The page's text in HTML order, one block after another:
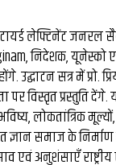
लेफ्टिनेंट
निदेशक, यूनेस्को
उद्घाटन सत्र में
पर विस्तृत प्रस्तुति
लोकतांत्रिक मूल्यों,
समाज के निर्माण
अनुशंसाएँ राष्ट्रीय